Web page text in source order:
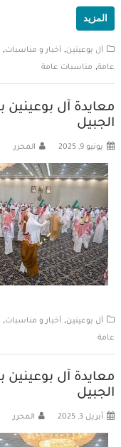
المزيد
آل بوعينين, أخبار و مناسبات,
عامة, مناسبات عامة
الجبيل
يونيو 9, 2025 المحرر
آل بوعينين, أخبار و مناسبات,
عامة
الجبيل
أبريل 3, 2025 المحرر